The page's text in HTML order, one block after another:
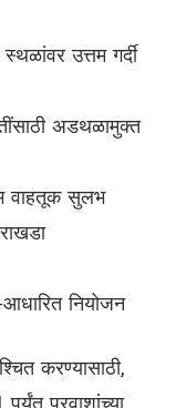
उत्तम गर्दी
अडथळामुक्त
वाहतूक सुलभ
आधारित नियोजन
करण्यासाठी,